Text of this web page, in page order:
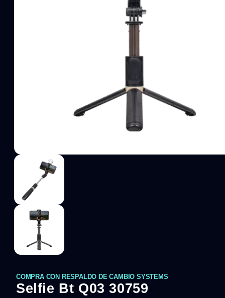
COMPRA CON RESPALDO DE CAMBIO SYSTEMS
Selfie Bt Q03 30759